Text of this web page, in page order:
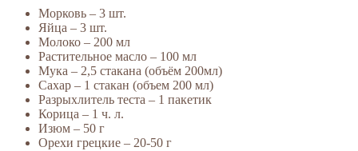
Морковь – 3 шт.
Яйца – 3 шт.
Молоко – 200 мл
Растительное масло – 100 мл
Мука – 2,5 стакана (объём 200мл)
Сахар – 1 стакан (объем 200 мл)
Разрыхлитель теста – 1 пакетик
Корица – 1 ч. л.
Изюм – 50 г
Орехи грецкие – 20-50 г